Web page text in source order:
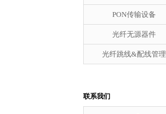
PON传输设备
光纤无源器件
光纤跳线&配线管理
联系我们